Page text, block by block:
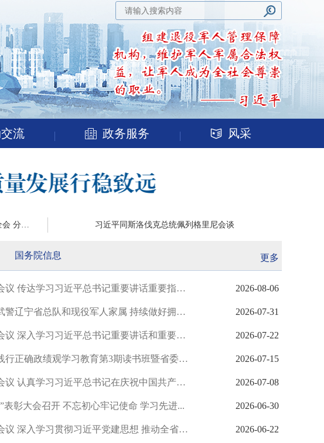
流 政务服务 风采
中共中央政治局召开会议 决定召开二十届五中全会 分析研究当前经济形势和经... 习近平同斯洛伐克总统佩列格里尼会谈
墓 古韵与春日生机
国务院信息
市委常委会召开会议 传达学习习近平总书记重要讲话重要指示精... 2026-08-06
吕志成走访慰问武警辽宁省总队和现役军人家属 持续做好拥军优... 2026-07-31
市委常委会召开会议 深入学习习近平总书记重要讲话和重要指示... 2026-07-22
省委举办树立和践行正确政绩观学习教育第3期读书班暨省委理论... 2026-07-15
市委常委会召开会议 认真学习习近平总书记在庆祝中国共产党成... 2026-07-08
表彰大会召开 不忘初心牢记使命 学习先进... 2026-06-30
省委常委会召开会议 深入学习贯彻习近平党建思想 推动全省党... 2026-06-22
更多